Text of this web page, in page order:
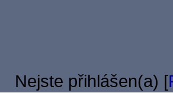
Nejste přihlášen(a) [